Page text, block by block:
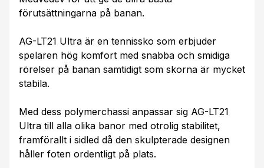
förutsättningarna på banan.
AG-LT21 Ultra är en tennissko som erbjuder
spelaren hög komfort med snabba och smidiga
rörelser på banan samtidigt som skorna är mycket
stabila.
Med dess polymerchassi anpassar sig AG-LT21
Ultra till alla olika banor med otrolig stabilitet,
framförallt i sidled då den skulpterade designen
håller foten ordentligt på plats.